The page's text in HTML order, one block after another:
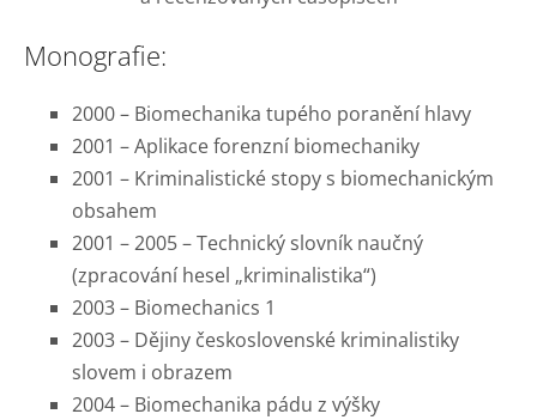
Monografie:
2000 – Biomechanika tupého poranění hlavy
2001 – Aplikace forenzní biomechaniky
2001 – Kriminalistické stopy s biomechanickým
obsahem
2001 – 2005 – Technický slovník naučný
(zpracování hesel „kriminalistika“)
2003 – Biomechanics 1
2003 – Dějiny československé kriminalistiky
slovem i obrazem
2004 – Biomechanika pádu z výšky